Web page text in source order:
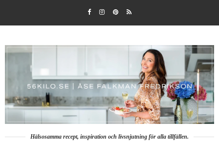
Hälsosamma recept, inspiration och livsnjutning för alla tillfällen.